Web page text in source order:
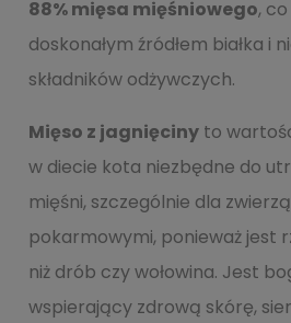
88% mięsa mięśniowego,
doskonałym źródłem białka i
składników odżywczych.
Mięso z jagnięciny to
w diecie kota niezbędne do
mięśni, szczególnie dla
pokarmowymi, ponieważ jest
niż drób czy wołowina. Jest
wspierający zdrową skórę,